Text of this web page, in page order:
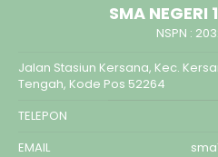
SMA NEGERI
NSPN :
Jalan Stasiun Kersana, Kec.
Tengah, Kode Pos 52264
TELEPON
EMAIL